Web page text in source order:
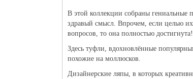
В этой коллекции собраны
здравый смысл. Впрочем, если целью их
вопросов, то она полностью достигнута!
Здесь туфли, вдохновлённые
похожие на моллюсков.
Дизайнерские ляпы, в которых